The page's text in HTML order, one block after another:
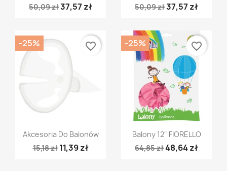
50,09 zł37,57 zł
50,09 zł37,57 zł
Szybki podgląd
Akcesoria Do Balonów
15,18 zł 11,39 zł
-25% favorite_border
Szybki podgląd
Balony 12" FIORELLO
64,85 zł48,64 zł
-25% favorite_border